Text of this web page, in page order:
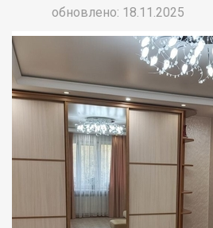
обновлено: 18.11.2025